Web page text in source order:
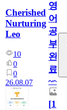
Cherished
Nurturing
Leo
10
0
0
26.08.07
영
어
공
부
완
료
~~
[1]